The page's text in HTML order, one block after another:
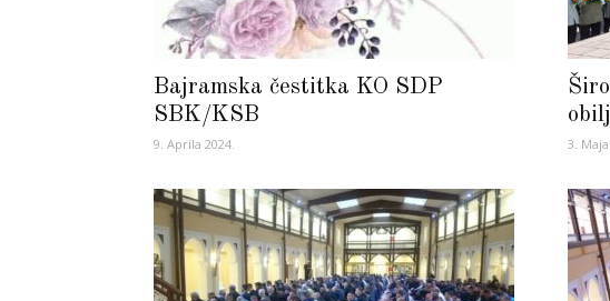
Bajramska čestitka KO SDP
SBK/KSB
9. Aprila 2024. 3.